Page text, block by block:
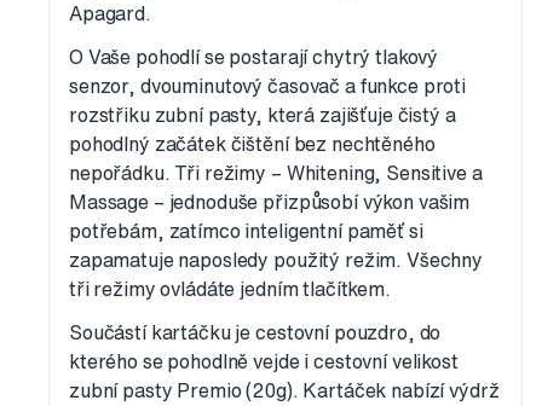
Apagard.
O Vaše pohodlí se postarají chytrý tlakový
senzor, dvouminutový časovač a funkce proti
rozstřiku zubní pasty, která zajišťuje čistý a
pohodlný začátek čištění bez nechtěného
nepořádku. Tři režimy – Whitening, Sensitive a
Massage – jednoduše přizpůsobí výkon vašim
potřebám, zatímco inteligentní paměť si
zapamatuje naposledy použitý režim. Všechny
tři režimy ovládáte jedním tlačítkem.
Součástí kartáčku je cestovní pouzdro, do
kterého se pohodlně vejde i cestovní velikost
zubní pasty Premio (20g). Kartáček nabízí výdrž